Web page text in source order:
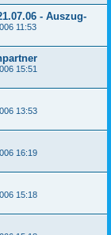
- Auszug-
11:53
15:51
13:53
16:19
15:18